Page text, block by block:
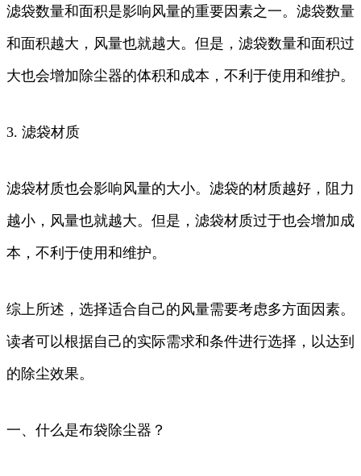
滤袋数量和面积是影响风量的重要因素之一。滤袋数量
和面积越大，风量也就越大。但是，滤袋数量和面积过
大也会增加除尘器的体积和成本，不利于使用和维护。
3. 滤袋材质
滤袋材质也会影响风量的大小。滤袋的材质越好，阻力
越小，风量也就越大。但是，滤袋材质过于也会增加成
本，不利于使用和维护。
综上所述，选择适合自己的风量需要考虑多方面因素。
读者可以根据自己的实际需求和条件进行选择，以达到
的除尘效果。
一、什么是布袋除尘器？